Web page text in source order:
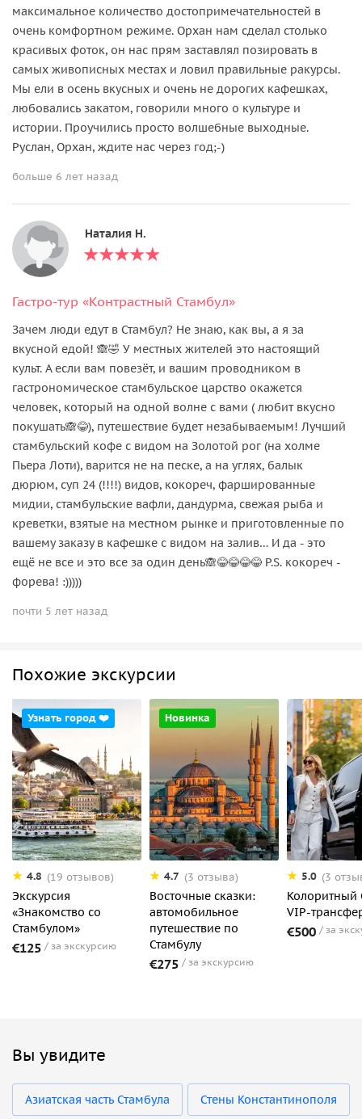
максимальное количество достопримечательностей в
очень комфортном режиме. Орхан нам сделал столько
красивых фоток, он нас прям заставлял позировать в
самых живописных местах и ловил правильные ракурсы.
Мы ели в осень вкусных и очень не дорогих кафешках,
любовались закатом, говорили много о культуре и
истории. Проучились просто волшебные выходные.
Руслан, Орхан, ждите нас через год;-)
больше 6 лет назад
Наталия Н.
Гастро-тур «Контрастный Стамбул»
Зачем люди едут в Стамбул? Не знаю, как вы, а я за
вкусной едой! 🙈🤣 У местных жителей это настоящий
культ. А если вам повезёт, и вашим проводником в
гастрономическое стамбульское царство окажется
человек, который на одной волне с вами ( любит вкусно
покушать🙈😂), путешествие будет незабываемым! Лучший
стамбульский кофе с видом на Золотой рог (на холме
Пьера Лоти), варится не на песке, а на углях, балык
дюрюм, суп 24 (!!!!) видов, кокореч, фаршированные
мидии, стамбульские вафли, дандурма, свежая рыба и
креветки, взятые на местном рынке и приготовленные по
вашему заказу в кафешке с видом на залив… И да - это
ещё не все и это все за один день🙈😂😂😂😂 P.S. кокореч -
форева! :)))))
почти 5 лет назад
Похожие экскурсии
Узнать город ❤️
4.8 (19 отзывов)
Экскурсия
«Знакомство со
Стамбулом»
€125 за экскурсию
Новинка
4.7 (3 отзыва)
Восточные сказки:
автомобильное
путешествие по
Стамбулу
€275 за экскурсию
5.0 (3
Колоритный
VIP-
€500 за
Вы увидите
Азиатская часть Стамбула Стены Константинополя